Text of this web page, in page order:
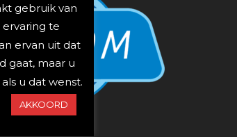
gebruik van
te
ervan uit dat
gaat, maar u
u dat wenst.
AKKOORD